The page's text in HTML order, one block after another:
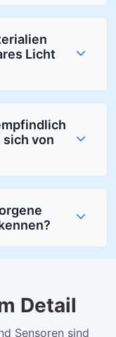
Licht
von
Detail
Sensoren sind